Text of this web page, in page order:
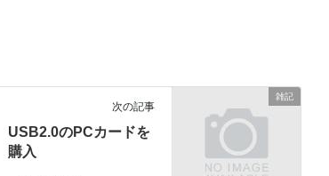
雑記
次の記事
USB2.0のPCカードを
購入